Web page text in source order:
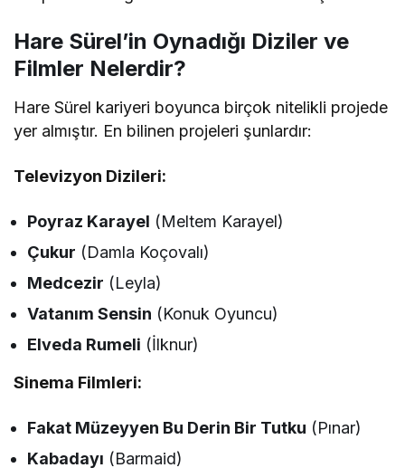
Hare Sürel’in Oynadığı Diziler ve
Filmler Nelerdir?
Hare Sürel kariyeri boyunca birçok nitelikli projede
yer almıştır. En bilinen projeleri şunlardır:
Televizyon Dizileri:
Poyraz Karayel (Meltem Karayel)
Çukur (Damla Koçovalı)
Medcezir (Leyla)
Vatanım Sensin (Konuk Oyuncu)
Elveda Rumeli (İlknur)
Sinema Filmleri:
Fakat Müzeyyen Bu Derin Bir Tutku (Pınar)
Kabadayı (Barmaid)